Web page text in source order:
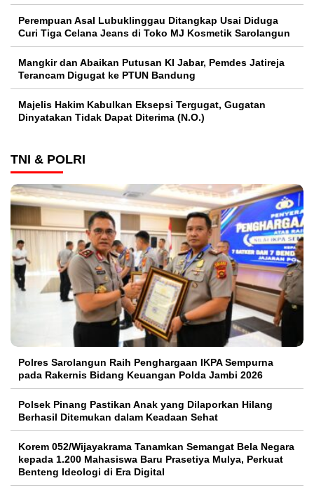
Perempuan Asal Lubuklinggau Ditangkap Usai Diduga
Curi Tiga Celana Jeans di Toko MJ Kosmetik Sarolangun
Mangkir dan Abaikan Putusan KI Jabar, Pemdes Jatireja
Terancam Digugat ke PTUN Bandung
Majelis Hakim Kabulkan Eksepsi Tergugat, Gugatan
Dinyatakan Tidak Dapat Diterima (N.O.)
TNI & POLRI
Polres Sarolangun Raih Penghargaan IKPA Sempurna
pada Rakernis Bidang Keuangan Polda Jambi 2026
Polsek Pinang Pastikan Anak yang Dilaporkan Hilang
Berhasil Ditemukan dalam Keadaan Sehat
Korem 052/Wijayakrama Tanamkan Semangat Bela Negara
kepada 1.200 Mahasiswa Baru Prasetiya Mulya, Perkuat
Benteng Ideologi di Era Digital